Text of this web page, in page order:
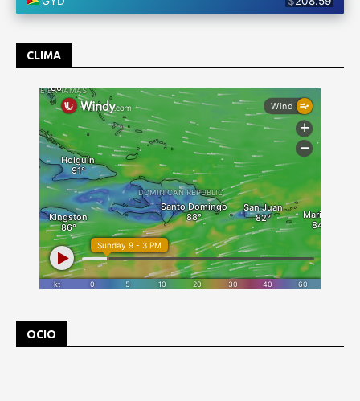
CLIMA
OCIO